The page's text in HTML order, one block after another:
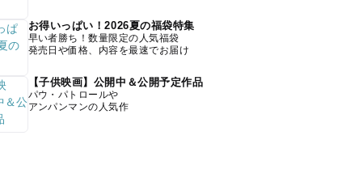
お得いっぱい！2026夏の福袋特集
早い者勝ち！数量限定の人気福袋
発売日や価格、内容を最速でお届け
【子供映画】公開中＆公開予定作品
パウ・パトロールや
アンパンマンの人気作